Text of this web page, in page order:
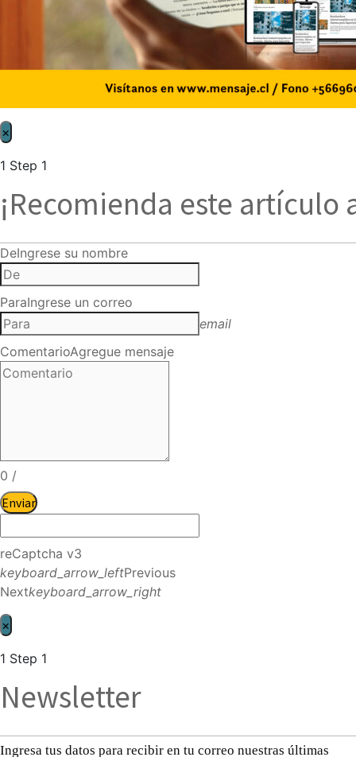
×
1 Step 1
¡Recomienda este artículo
DeIngrese su nombre
ParaIngrese un correo
email
ComentarioAgregue mensaje
0 /
Enviar
reCaptcha v3
keyboard_arrow_leftPrevious
Nextkeyboard_arrow_right
×
1 Step 1
Newsletter
Ingresa tus datos para recibir en tu correo nuestras últimas